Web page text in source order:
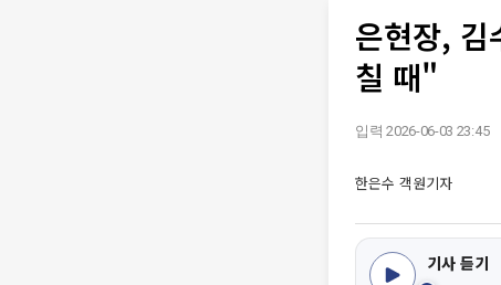
은현장,
칠 때"
입력 2026-06-03 23:45
한은수 객원기자
기사 듣기